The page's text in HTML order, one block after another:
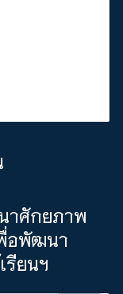
าศักยภาพ
อพัฒนา
รียนฯ